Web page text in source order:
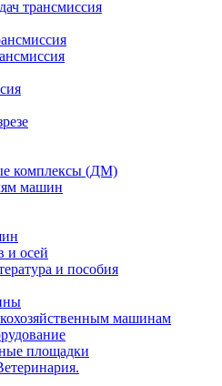
трансмиссия
комплексы (ДМ)
машин
и осей
и пособия
машинам
площадки